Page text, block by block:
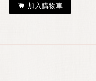
加入購物車